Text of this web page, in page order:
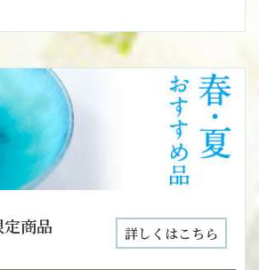
商品 詳しくはこちら